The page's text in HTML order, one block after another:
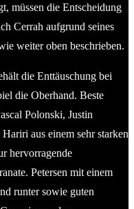
müssen die Entscheidung
Cerrah aufgrund seines
weiter oben beschrieben.
die Enttäuschung bei
die Oberhand. Beste
Polonski, Justin
aus einem sehr starken
hervorragende
Petersen mit einem
runter sowie guten